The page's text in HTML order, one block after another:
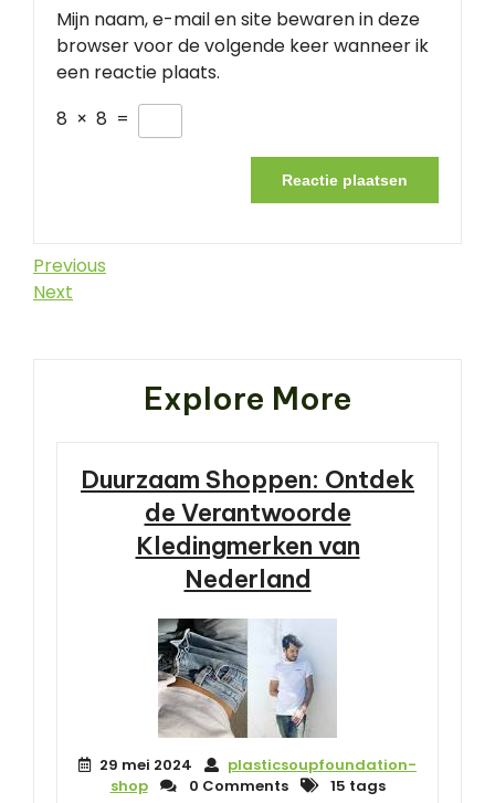
Mijn naam, e-mail en site bewaren in deze
browser voor de volgende keer wanneer ik
een reactie plaats.
8 × 8 =
Berichtnavigatie
Previous
Post
Previous
Next
Next
Explore More
Duurzaam Shoppen: Ontdek
de Verantwoorde
Kledingmerken van
Nederland
29 mei 2024
plasticsoupfoundation-
shop
0 Comments 15 tags